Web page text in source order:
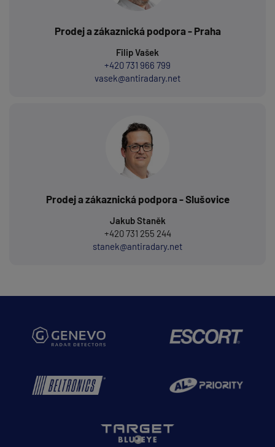
Prodej a zákaznická podpora - Praha
Filip Vašek
+420 731 966 799
vasek@antiradary.net
Prodej a zákaznická podpora - Slušovice
Jakub Staněk
+420 731 255 244
stanek@antiradary.net